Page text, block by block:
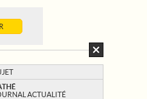
ACTUALITÉ